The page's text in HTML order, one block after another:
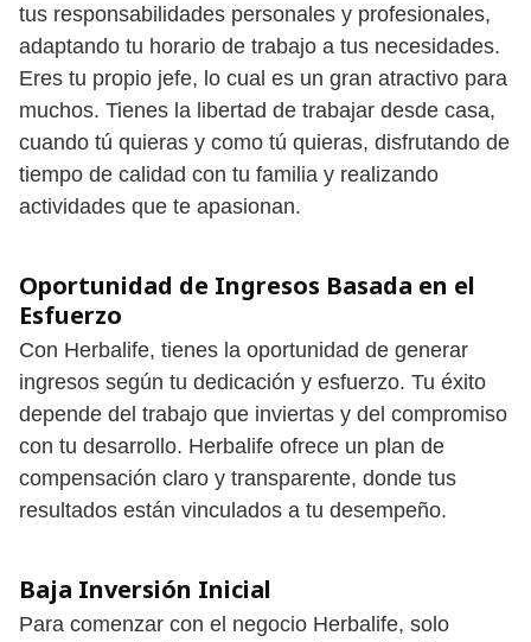
tus responsabilidades personales y profesionales,
adaptando tu horario de trabajo a tus necesidades.
Eres tu propio jefe, lo cual es un gran atractivo para
muchos. Tienes la libertad de trabajar desde casa,
cuando tú quieras y como tú quieras, disfrutando de
tiempo de calidad con tu familia y realizando
actividades que te apasionan.
Oportunidad de Ingresos Basada en el
Esfuerzo
Con Herbalife, tienes la oportunidad de generar
ingresos según tu dedicación y esfuerzo. Tu éxito
depende del trabajo que inviertas y del compromiso
con tu desarrollo. Herbalife ofrece un plan de
compensación claro y transparente, donde tus
resultados están vinculados a tu desempeño.
Baja Inversión Inicial
Para comenzar con el negocio Herbalife, solo